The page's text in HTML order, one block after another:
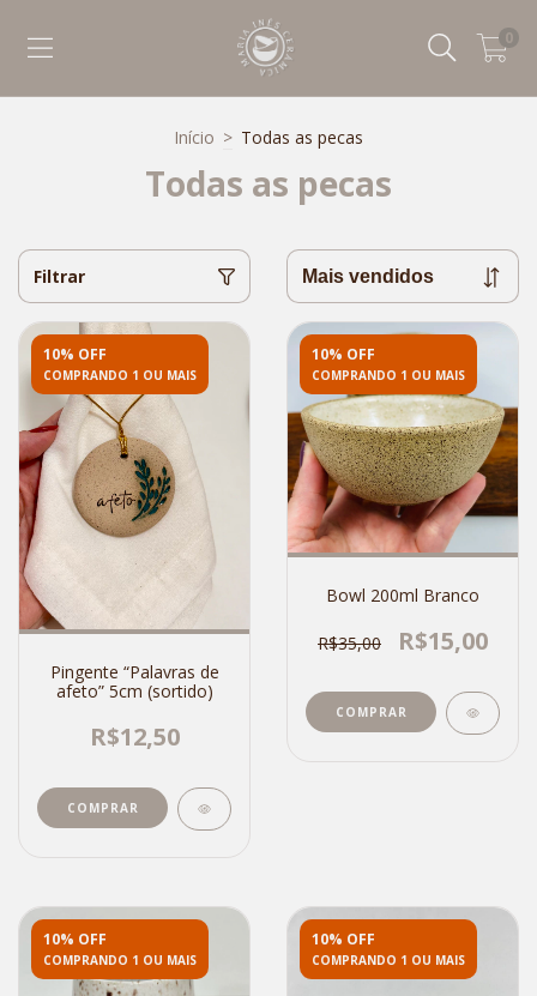
0
Início > Todas as pecas
Todas as pecas
Filtrar
10% OFF
COMPRANDO 1 OU MAIS
Pingente “Palavras de
afeto” 5cm (sortido)
R$12,50
10% OFF
COMPRANDO 1 OU MAIS
Bowl 200ml Branco
R$35,00 R$15,00
10% OFF
COMPRANDO 1 OU MAIS
10% OFF
COMPRANDO 1 OU MAIS